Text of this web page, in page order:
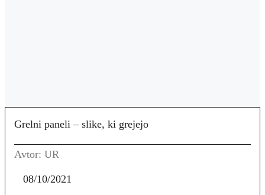
Grelni paneli – slike, ki grejejo
Avtor: UR
08/10/2021